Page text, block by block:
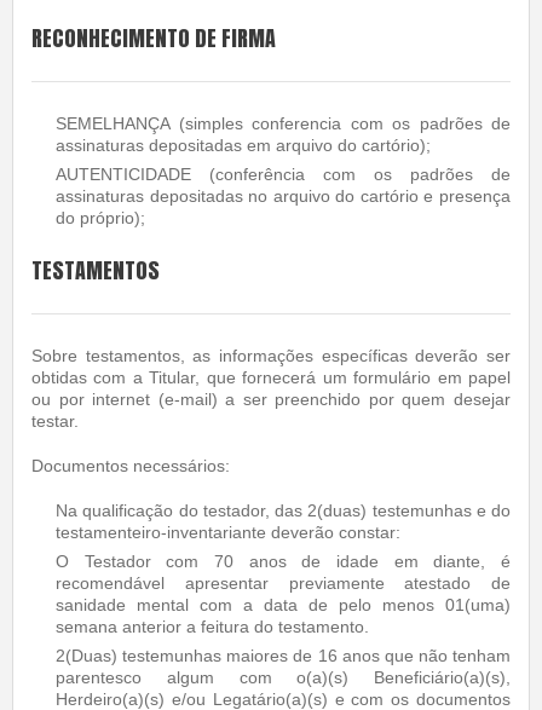
RECONHECIMENTO DE FIRMA
SEMELHANÇA (simples conferencia com os padrões de
assinaturas depositadas em arquivo do cartório);
AUTENTICIDADE (conferência com os padrões de
assinaturas depositadas no arquivo do cartório e presença
do próprio);
TESTAMENTOS
Sobre testamentos, as informações específicas deverão ser
obtidas com a Titular, que fornecerá um formulário em papel
ou por internet (e-mail) a ser preenchido por quem desejar
testar.
Documentos necessários:
Na qualificação do testador, das 2(duas) testemunhas e do
testamenteiro-inventariante deverão constar:
O Testador com 70 anos de idade em diante, é
recomendável apresentar previamente atestado de
sanidade mental com a data de pelo menos 01(uma)
semana anterior a feitura do testamento.
2(Duas) testemunhas maiores de 16 anos que não tenham
parentesco algum com o(a)(s) Beneficiário(a)(s),
Herdeiro(a)(s) e/ou Legatário(a)(s) e com os documentos